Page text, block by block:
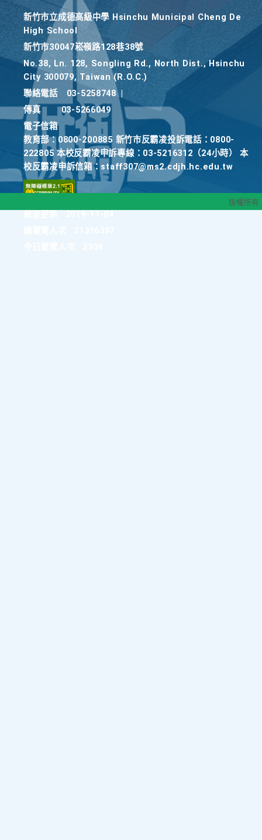
新竹巿立成德高級中學 Hsinchu Municipal Cheng De
High School
新竹巿30047崧嶺路128巷38號
No.38, Ln. 128, Songling Rd., North Dist., Hsinchu
City 300079, Taiwan (R.O.C.)
聯絡電話
03-5258748
傳真
03-5266049
電子信箱
教育部：0800-200885 新竹市反霸凌投訴電話：0800-
222805 本校反霸凌申訴專線：03-5216312（24小時） 本
校反霸凌申訴信箱：staff307@ms2.cdjh.hc.edu.tw
版權所有